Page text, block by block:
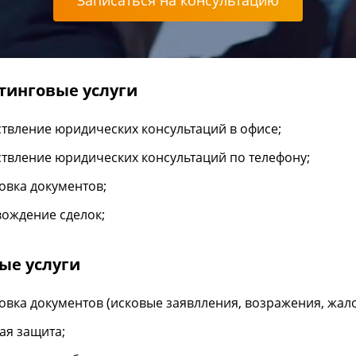
услуги
юридических консультаций в офисе;
юридических консультаций по телефону;
документов;
сделок;
услуги
документов (исковые заявлления, возражения,
защита;